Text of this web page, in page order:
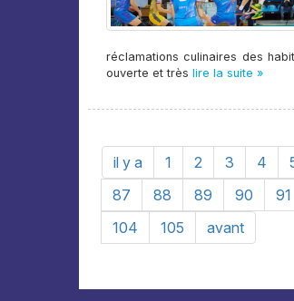
réclamations culinaires des
ouverte et très lire la suite »
il y a 1 2 3 4
87
88 89 90 91
104
105 avant